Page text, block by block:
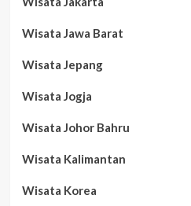
Wisata Jawa Barat
Wisata Jepang
Wisata Jogja
Wisata Johor Bahru
Wisata Kalimantan
Wisata Korea